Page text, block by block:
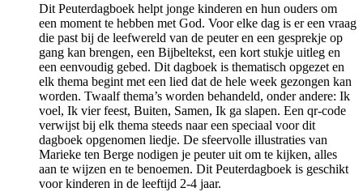
Dit Peuterdagboek helpt jonge kinderen en hun ouders om
een moment te hebben met God. Voor elke dag is er een vraag
die past bij de leefwereld van de peuter en een gesprekje op
gang kan brengen, een Bijbeltekst, een kort stukje uitleg en
een eenvoudig gebed. Dit dagboek is thematisch opgezet en
elk thema begint met een lied dat de hele week gezongen kan
worden. Twaalf thema’s worden behandeld, onder andere: Ik
voel, Ik vier feest, Buiten, Samen, Ik ga slapen. Een qr-code
verwijst bij elk thema steeds naar een speciaal voor dit
dagboek opgenomen liedje. De sfeervolle illustraties van
Marieke ten Berge nodigen je peuter uit om te kijken, alles
aan te wijzen en te benoemen. Dit Peuterdagboek is geschikt
voor kinderen in de leeftijd 2-4 jaar.